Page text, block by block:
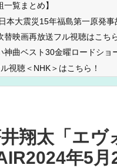
覧まとめ】
本大震災15年福島第一原発事
映画再放送フル視聴はこち
曲ベスト30金曜ロードショ
視聴＜NHK＞はこちら！
翔太「エヴ
年5月